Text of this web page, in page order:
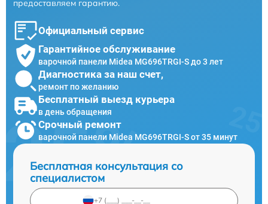
предоставляем гарантию.
Официальный сервис
Гарантийное обслуживание
варочной панели Midea MG696TRGI-S до 3 лет
Диагностика за наш счет,
ремонт по желанию
Бесплатный выезд курьера
в день обращения
Срочный ремонт
варочной панели Midea MG696TRGI-S от 35 минут
Бесплатная консультация со
специалистом